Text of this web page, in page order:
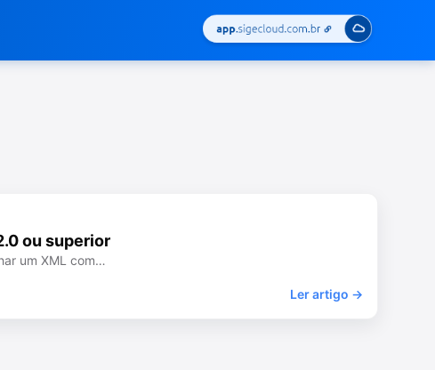
ou superior
um XML com…
Ler artigo →